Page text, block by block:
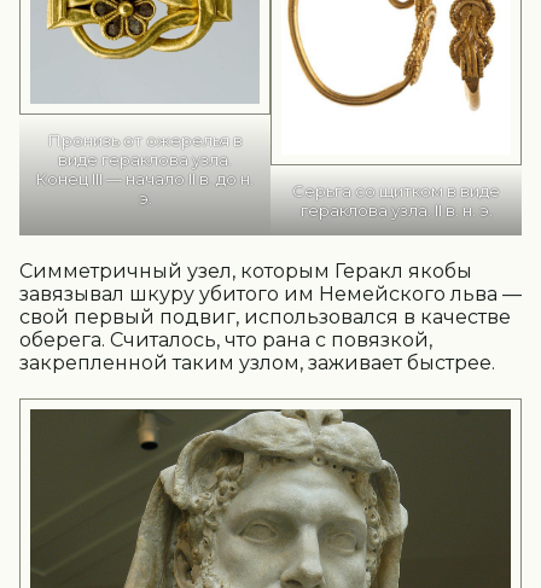
Пронизь от ожерелья в
виде гераклова узла.
Конец III — начало II в. до н.
э.
Серьга со щитком в виде
гераклова узла. II в. н. э.
Симметричный узел, которым Геракл якобы
завязывал шкуру убитого им Немейского льва —
свой первый подвиг, использовался в качестве
оберега. Считалось, что рана с повязкой,
закрепленной таким узлом, заживает быстрее.